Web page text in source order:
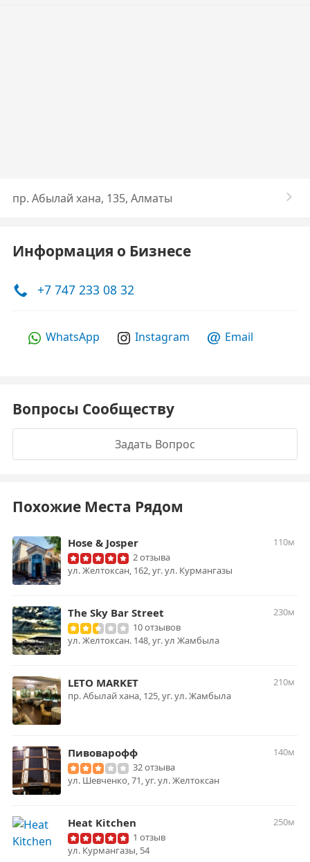
​пр. Абылай хана, 135​, Алматы
Информация о Бизнесе
+7 747 233 08 32
WhatsApp Instagram Email
Вопросы Сообществу
Задать Вопрос
Похожие Места Рядом
Hose & Josper
110м
2 отзыва
ул. Желтоксан, 162, уг. ул. Курмангазы
The Sky Bar Street
230м
10 отзывов
ул. Желтоксан. 148, уг. ул Жамбыла
LETO MARKET
210м
пр. Абылай хана, 125, уг. ул. Жамбыла
Пивоварофф
140м
32 отзыва
ул. Шевченко, 71, уг. ул. Желтоксан
Heat Kitchen
250м
1 отзыв
ул. Курмангазы, 54